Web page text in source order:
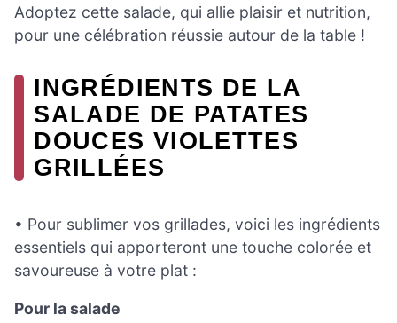
Adoptez cette salade, qui allie plaisir et nutrition,
pour une célébration réussie autour de la table !
INGRÉDIENTS DE LA
SALADE DE PATATES
DOUCES VIOLETTES
GRILLÉES
• Pour sublimer vos grillades, voici les ingrédients
essentiels qui apporteront une touche colorée et
savoureuse à votre plat :
Pour la salade